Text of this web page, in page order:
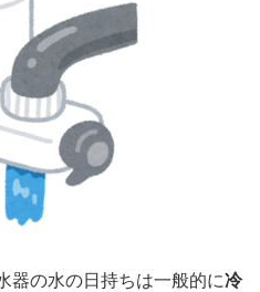
器の水の日持ちは一般的に冷